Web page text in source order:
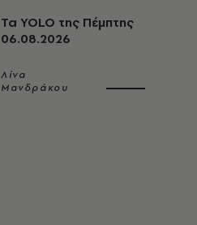
Τα YOLO της Πέμπτης
06.08.2026
Λίνα
Μανδράκου